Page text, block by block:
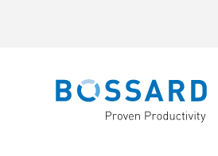
Bossard homepage